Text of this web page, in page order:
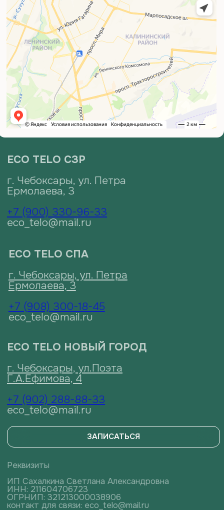
© 2026 ECO TELO
ЗАПИСАТЬСЯ
ECO TELO НОВЫЙ ГОРОД
г. Чебоксары, ул.Поэта
Г.А.Ефимова, 4
+7 (902) 288-88-33
eco_telo@mail.ru
Положение о порядке
записи
Политика использования
файлов cookie
Политика в отношении обработки
персональных данных
Правила использования абонемента
Салона «ECO TELO»
Правила использования подарочных сертификатов
Салона «ECO TELO»
Реквизиты
ИП Сахалкина Светлана Александровна
ИНН: 211604706723
ОГРНИП: 321213000038906
контакт для связи: eco_telo@mail.ru